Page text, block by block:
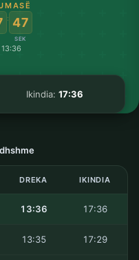
: 47
SEK
Ikindia:17:36
DREKA IKINDIA
13:36 17:36
13:35 17:29